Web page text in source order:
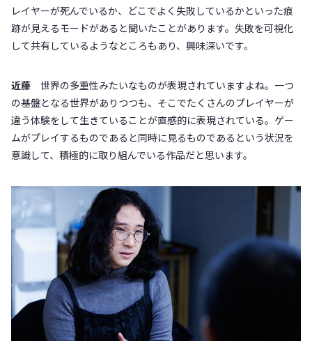
レイヤーが死んでいるか、どこでよく失敗しているかといった痕
跡が見えるモードがあると聞いたことがあります。失敗を可視化
して共有しているようなところもあり、興味深いです。
近藤 世界の多重性みたいなものが表現されていますよね。一つ
の基盤となる世界がありつつも、そこでたくさんのプレイヤーが
違う体験をして生きていることが直感的に表現されている。ゲー
ムがプレイするものであると同時に見るものであるという状況を
意識して、積極的に取り組んでいる作品だと思います。